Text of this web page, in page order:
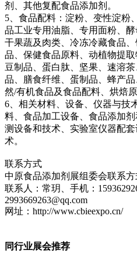
剂、其他复配食品添加剂。
5、食品配料：淀粉、变性淀粉
品工业专用油脂、专用面粉、
干果蔬及肉类、冷冻冷藏食品
品、保健食品原料、动植物提
豆制品、蛋白肽、坚果、速溶
品、膳食纤维、蛋制品、蜂产
然/有机食品及食品配料、烘焙原
6、相关材料、设备、仪器与技
料、食品加工设备、食品添加
测设备和技术、实验室仪器配
术。
联系方式
中原食品添加剂展组委会联系方
联系人：常玥、手机：
2993669263@qq.com
网址：http://www.cbieexpo.cn/
同行业展会推荐